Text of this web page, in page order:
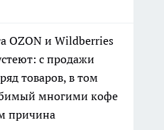
OZON и Wildberries
с продажи
товаров, в том
многими кофе
причина